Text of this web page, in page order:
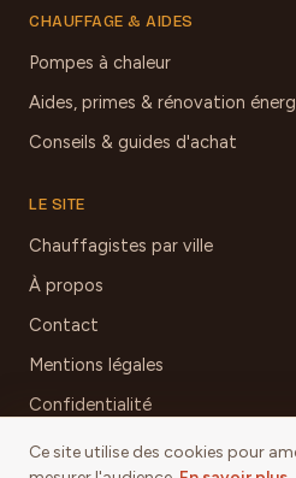
CHAUFFAGE & AIDES
Pompes à chaleur
Aides, primes & rénovation
Conseils & guides d'achat
LE SITE
Chauffagistes par ville
À propos
Contact
Mentions légales
Confidentialité
Ce site utilise des cookies pour